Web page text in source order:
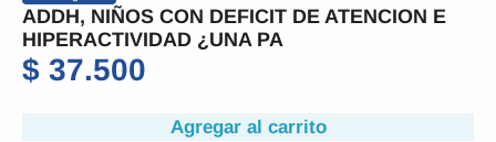
ADDH, NIÑOS CON DEFICIT DE ATENCION E
HIPERACTIVIDAD ¿UNA PA
$ 37.500
Agregar al carrito